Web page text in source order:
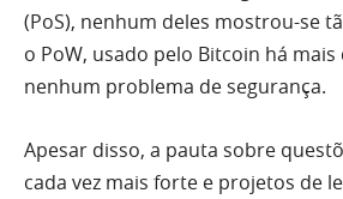
(PoS), nenhum deles mostrou-se
o PoW, usado pelo Bitcoin há mais
nenhum problema de segurança.
Apesar disso, a pauta sobre
cada vez mais forte e projetos de